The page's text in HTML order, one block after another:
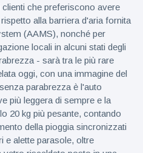
che preferiscono avere
alla barriera d'aria fornita
(AAMS), nonché per
locali in alcuni stati degli
- sarà tra le più rare
oggi, con una immagine del
parabrezza è l'auto
più leggera di sempre e la
20 kg più pesante, contando
della pioggia sincronizzati
e alette parasole, oltre